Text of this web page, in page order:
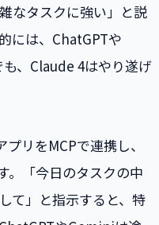
なタスクに強い」と説
には、ChatGPTや
、Claude 4はやり遂げ
リをMCPで連携し、
。「今日のタスクの中
て」と指示すると、特